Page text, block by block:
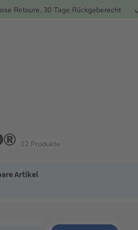
Retoure, 30 Tage Rückgaberecht
12 Produkte
Artikel